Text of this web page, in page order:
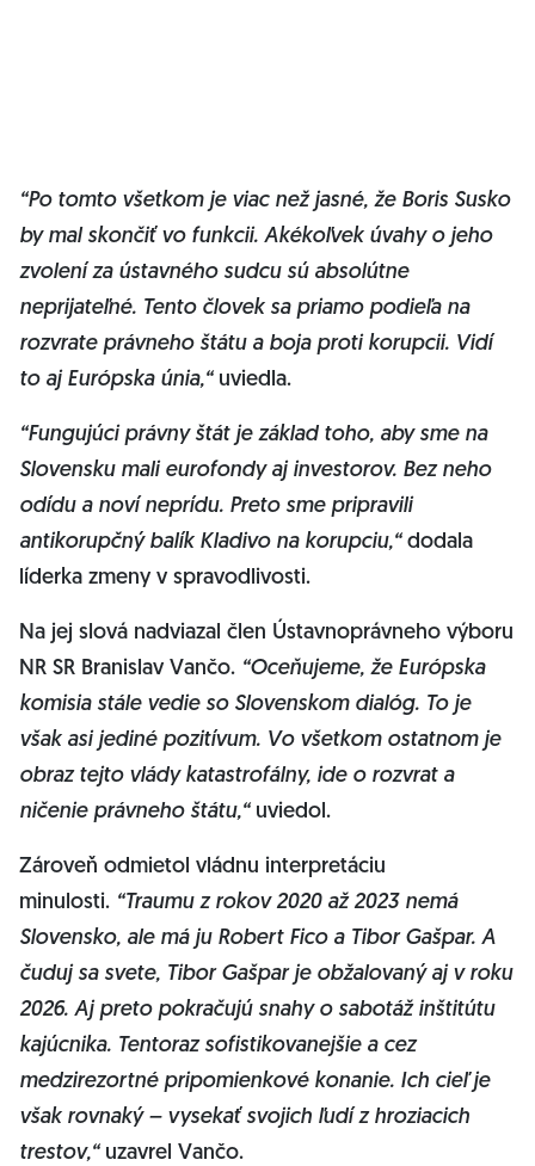
“Po tomto všetkom je viac než jasné, že Boris Susko
by mal skončiť vo funkcii. Akékoľvek úvahy o jeho
zvolení za ústavného sudcu sú absolútne
neprijateľné. Tento človek sa priamo podieľa na
rozvrate právneho štátu a boja proti korupcii. Vidí
to aj Európska únia,“ uviedla.
“Fungujúci právny štát je základ toho, aby sme na
Slovensku mali eurofondy aj investorov. Bez neho
odídu a noví neprídu. Preto sme pripravili
antikorupčný balík Kladivo na korupciu,“dodala
líderka zmeny v spravodlivosti.
Na jej slová nadviazal člen Ústavnoprávneho výboru
NR SR Branislav Vančo. “Oceňujeme, že Európska
komisia stále vedie so Slovenskom dialóg. To je
však asi jediné pozitívum. Vo všetkom ostatnom je
obraz tejto vlády katastrofálny, ide o rozvrat a
ničenie právneho štátu,“ uviedol.
Zároveň odmietol vládnu interpretáciu
minulosti. “Traumu z rokov 2020 až 2023 nemá
Slovensko, ale má ju Robert Fico a Tibor Gašpar. A
čuduj sa svete, Tibor Gašpar je obžalovaný aj v roku
2026. Aj preto pokračujú snahy o sabotáž inštitútu
kajúcnika. Tentoraz sofistikovanejšie a cez
medzirezortné pripomienkové konanie. Ich cieľ je
však rovnaký – vysekať svojich ľudí z hroziacich
trestov,“ uzavrel Vančo.